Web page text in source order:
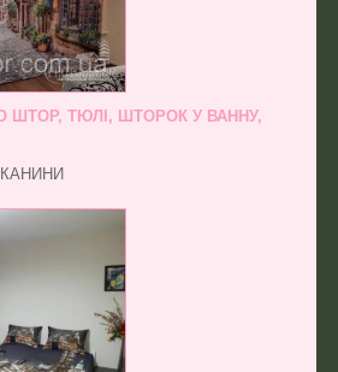
ШТОР, ТЮЛІ, ШТОРОК У ВАННУ,